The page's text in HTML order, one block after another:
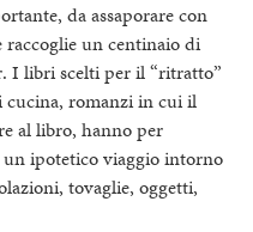
da assaporare con
raccoglie un centinaio di
I libri scelti per il “ritratto”
cucina, romanzi in cui il
al libro, hanno per
ipotetico viaggio intorno
tovaglie, oggetti,